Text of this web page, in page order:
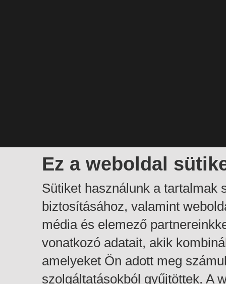
Ez a weboldal
Sütiket használunk a tartalmak
biztosításához, valamint
média és elemező
vonatkozó adatait, akik
amelyeket Ön adott meg
szolgáltatásokból gyűjtöttek. A